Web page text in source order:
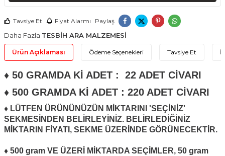
Tavsiye Et Fiyat Alarmı Paylaş
Daha Fazla TESBİH ARA MALZEMESİ
Ürün Açıklaması Ödeme Seçenekleri Tavsiye Et
♦ 50 GRAMDA Kİ ADET : 22 ADET CİVARI
♦ 500 GRAMDA Kİ ADET : 220 ADET CİVARI
♦ LÜTFEN ÜRÜNÜNÜZÜN MİKTARINI 'SEÇİNİZ'
SEKMESİNDEN BELİRLEYİNİZ. BELİRLEDİĞİNİZ
MİKTARIN FİYATI, SEKME ÜZERİNDE GÖRÜNECEKTİR.
♦ 500 gram VE ÜZERİ MİKTARDA SEÇİMLER, 50 gram